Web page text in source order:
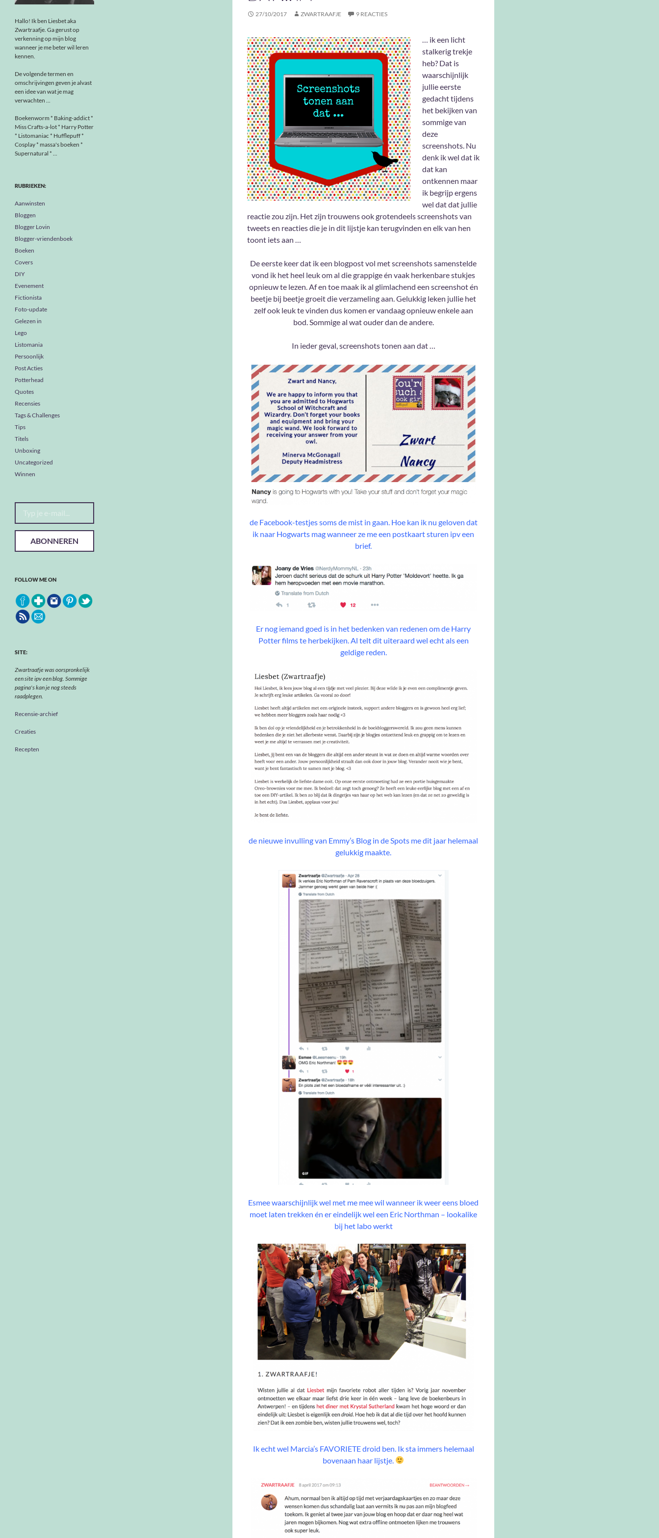
27/10/2017 ZWARTRAAFJE 9 REACTIES
… ik een licht
stalkerig trekje
heb? Dat is
waarschijnlijk
jullie eerste
gedacht tijdens
het bekijken van
sommige van
deze
screenshots. Nu
denk ik wel dat ik
dat kan
ontkennen maar
ik begrijp ergens
wel dat dat jullie
reactie zou zijn. Het zijn trouwens ook grotendeels screenshots van
tweets en reacties die je in dit lijstje kan terugvinden en elk van hen
toont iets aan …
De eerste keer dat ik een blogpost vol met screenshots samenstelde
vond ik het heel leuk om al die grappige én vaak herkenbare stukjes
opnieuw te lezen. Af en toe maak ik al glimlachend een screenshot én
beetje bij beetje groeit die verzameling aan. Gelukkig leken jullie het
zelf ook leuk te vinden dus komen er vandaag opnieuw enkele aan
bod. Sommige al wat ouder dan de andere.
In ieder geval, screenshots tonen aan dat …
de Facebook-testjes soms de mist in gaan. Hoe kan ik nu geloven dat
ik naar Hogwarts mag wanneer ze me een postkaart sturen ipv een
brief.
Er nog iemand goed is in het bedenken van redenen om de Harry
Potter films te herbekijken. Al telt dit uiteraard wel echt als een
geldige reden.
de nieuwe invulling van Emmy’s Blog in de Spots me dit jaar helemaal
gelukkig maakte.
Esmee waarschijnlijk wel met me mee wil wanneer ik weer eens bloed
moet laten trekken én er eindelijk wel een Eric Northman – lookalike
bij het labo werkt
Ik echt wel Marcia’s FAVORIETE droid ben. Ik sta immers helemaal
bovenaan haar lijstje.
Hallo! Ik ben Liesbet aka
Zwartraafje. Ga gerust op
verkenning op mijn blog
wanneer je me beter wil leren
kennen.
De volgende termen en
omschrijvingen geven je alvast
een idee van wat je mag
verwachten ...
Boekenworm * Baking-addict *
Miss Crafts-a-lot * Harry Potter
* Listomaniac * Hufflepuff *
Cosplay * massa's boeken *
Supernatural * ...
RUBRIEKEN:
Aanwinsten
Bloggen
Blogger Lovin
Blogger-vriendenboek
Boeken
Covers
DIY
Evenement
Fictionista
Foto-update
Gelezen in
Lego
Listomania
Persoonlijk
Post Acties
Potterhead
Quotes
Recensies
Tags & Challenges
Tips
Titels
Unboxing
Uncategorized
Winnen
Typ je e-mail...
ABONNEREN
FOLLOW ME ON
SITE:
Zwartraafje was oorspronkelijk
een site ipv een blog. Sommige
pagina's kan je nog steeds
raadplegen.
Recensie-archief
Creaties
Recepten